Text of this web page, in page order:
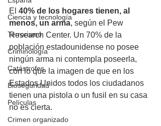
Ciencia y tecnología
Terrorismo
Criminología
Catástrofes
Bioseguridad
Películas
Crimen organizado
El 40% de los hogares tienen, al
menos, un arma, según el Pew
Research Center. Un 70% de la
población estadounidense no posee
ningún arma ni contempla poseerla,
con lo que la imagen de que en los
Estados Unidos todos los ciudadanos
tienen una pistola o un fusil en su casa
no es cierta.